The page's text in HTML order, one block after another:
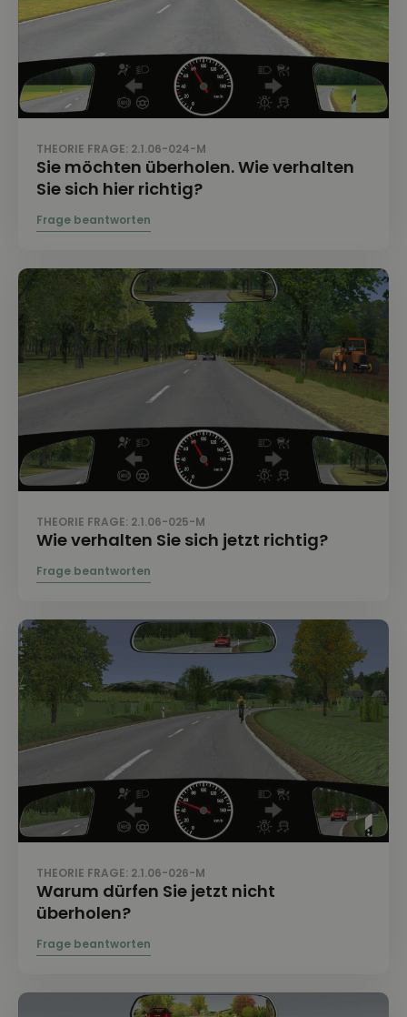
THEORIE FRAGE: 2.1.06-024-M
Sie möchten überholen. Wie verhalten
Sie sich hier richtig?
THEORIE FRAGE: 2.1.06-025-M
Wie verhalten Sie sich jetzt richtig?
THEORIE FRAGE: 2.1.06-026-M
Warum dürfen Sie jetzt nicht
überholen?